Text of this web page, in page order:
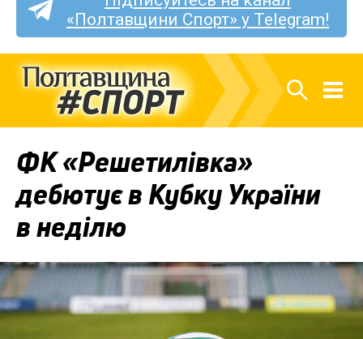
«Полтавщини Спорт» у Telegram!
ФК «Решетилівка»
дебютує в Кубку України
в неділю